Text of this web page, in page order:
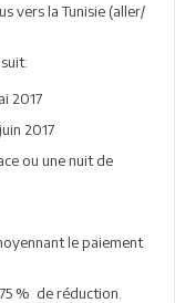
vers la Tunisie (aller/
2017
2017
ou une nuit de
le paiement
% de réduction.